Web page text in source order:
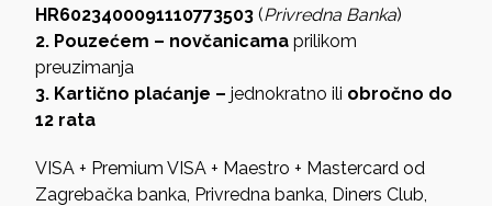
HR6023400091110773503(Privredna Banka)
2. Pouzećem – novčanicamaprilikom
preuzimanja
3. Kartično plaćanje –jednokratno ili obročno do
12 rata
VISA + Premium VISA + Maestro + Mastercard od
Zagrebačka banka, Privredna banka, Diners Club,